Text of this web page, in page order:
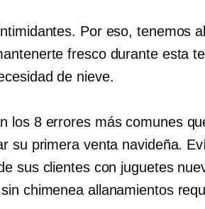
Por eso, tenemos
fresco durante esta
de nieve.
los 8 errores más comunes
su primera venta navideña.
sus clientes con juguetes
chimenea allanamientos